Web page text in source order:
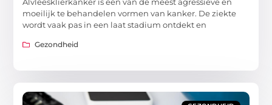
moeilijk te behandelen vormen van kanker. De ziekte
wordt vaak pas in een laat stadium ontdekt en
Gezondheid